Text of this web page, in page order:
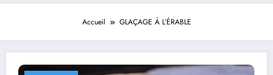
Accueil GLAÇAGE À L’ÉRABLE